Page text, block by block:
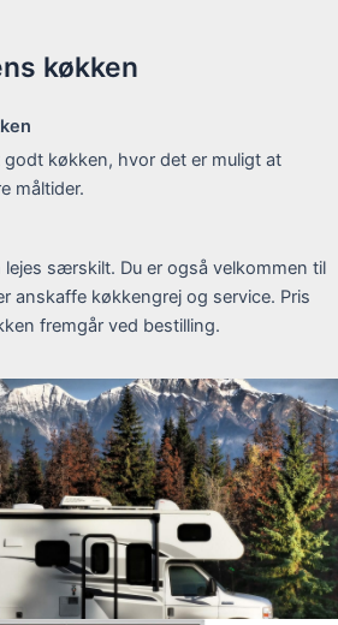
køkken
køkken, hvor det er muligt at
måltider.
særskilt. Du er også velkommen til
anskaffe køkkengrej og service. Pris
fremgår ved bestilling.